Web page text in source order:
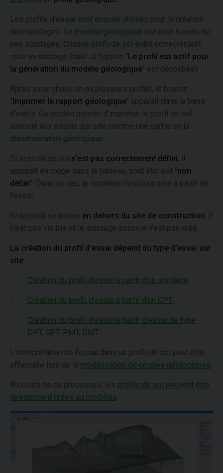
Les profils d'essai sont ensuite utilisés pour la création
des sondages. Le modèle géologique est créé à partir de
ces sondages. Chaque profil de sol entré correctement
crée un sondage (sauf si l'option "Le profil est actif pour
la génération du modèle géologique" est décochée).
Après avoir choisi un ou plusieurs profils, le bouton
"Imprimer le rapport géologique" apparaît dans la barre
d'outils. Ce bouton permet d'imprimer le profil de sol
associé aux essais sur site comme une partie de la
documentation géologique
Si le profil de sol n'est pas correctement défini, il
apparaît en rouge dans le tableau, sont état est "non
défini". Dans ce cas, le sondage n'est pas créé à partir de
l'essai.
Si le profil se trouve en dehors du site de construction, il
n'est pas visible et le sondage associé n'est pas créé.
La création du profil d'essai dépend du type d'essai sur
site :
Création du profil d'essai à partir d'un sondage
Création du profil d'essai à partir d'un CPT
Création du profil d'essai à partir d'essai de type
DPT, SPT, PMT, DMT
L'interprétation de l'essai dans un profil de sol peut être
effectuée lors de la modélisation de coupes géologiques
Au cours de ce processus, les profils de sol peuvent être
directement créés ou modifiés